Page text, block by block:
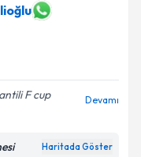
bilgilendireceğiz.
ilişkin
ediyorum.
F cup
Devamı
Haritada Göster